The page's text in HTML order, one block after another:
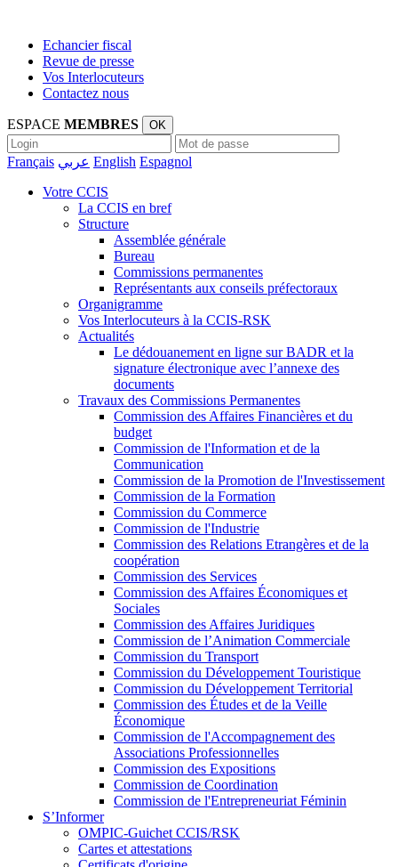
Echancier fiscal
Revue de presse
Vos Interlocuteurs
Contactez nous
ESPACE MEMBRES OK
Français عربي English Espagnol
Votre CCIS
La CCIS en bref
Structure
Assemblée générale
Bureau
Commissions permanentes
Représentants aux conseils préfectoraux
Organigramme
Vos Interlocuteurs à la CCIS-RSK
Actualités
Le dédouanement en ligne sur BADR et la
signature électronique avec l’annexe des
documents
Travaux des Commissions Permanentes
Commission des Affaires Financières et du
budget
Commission de l'Information et de la
Communication
Commission de la Promotion de l'Investissement
Commission de la Formation
Commission du Commerce
Commission de l'Industrie
Commission des Relations Etrangères et de la
coopération
Commission des Services
Commission des Affaires Économiques et
Sociales
Commission des Affaires Juridiques
Commission de l’Animation Commerciale
Commission du Transport
Commission du Développement Touristique
Commission du Développement Territorial
Commission des Études et de la Veille
Économique
Commission de l'Accompagnement des
Associations Professionnelles
Commission des Expositions
Commission de Coordination
Commission de l'Entrepreneuriat Féminin
S’Informer
OMPIC-Guichet CCIS/RSK
Cartes et attestations